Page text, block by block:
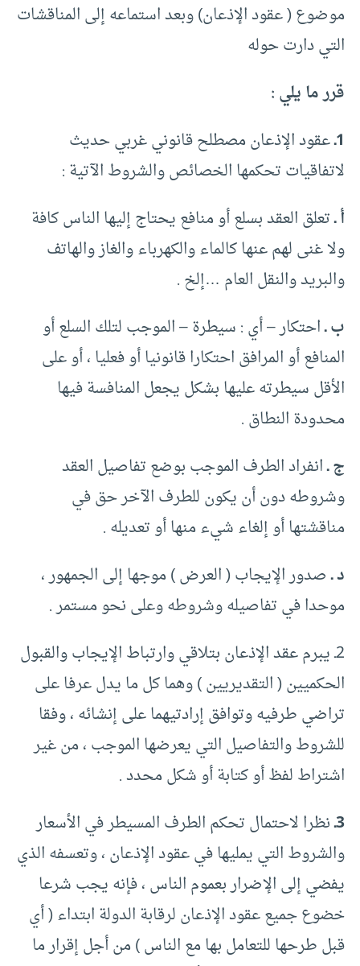
موضوع ( عقود الإذعان) وبعد استماعه إلى المناقشات
التي دارت حوله
قرر ما يلي :
1ـعقود الإذعان مصطلح قانوني غربي حديث
لاتفاقيات تحكمها الخصائص والشروط الآتية :
أ ـتعلق العقد بسلع أو منافع يحتاج إليها الناس كافة
ولا غنى لهم عنها كالماء والكهرباء والغاز والهاتف
والبريد والنقل العام …إلخ .
ب ـاحتكار – أي : سيطرة – الموجب لتلك السلع أو
المنافع أو المرافق احتكارا قانونيا أو فعليا ، أو على
الأقل سيطرته عليها بشكل يجعل المنافسة فيها
محدودة النطاق .
ج ـانفراد الطرف الموجب بوضع تفاصيل العقد
وشروطه دون أن يكون للطرف الآخر حق في
مناقشتها أو إلغاء شيء منها أو تعديله .
د ـصدور الإيجاب ( العرض ) موجها إلى الجمهور ،
موحدا في تفاصيله وشروطه وعلى نحو مستمر .
2ـ يبرم عقد الإذعان بتلاقي وارتباط الإيجاب والقبول
الحكميين ( التقديريين ) وهما كل ما يدل عرفا على
تراضي طرفيه وتوافق إرادتيهما على إنشائه ، وفقا
للشروط والتفاصيل التي يعرضها الموجب ، من غير
اشتراط لفظ أو كتابة أو شكل محدد .
3ـنظرا لاحتمال تحكم الطرف المسيطر في الأسعار
والشروط التي يمليها في عقود الإذعان ، وتعسفه الذي
يفضي إلى الإضرار بعموم الناس ، فإنه يجب شرعا
خضوع جميع عقود الإذعان لرقابة الدولة ابتداء ( أي
قبل طرحها للتعامل بها مع الناس ) من أجل إقرار ما